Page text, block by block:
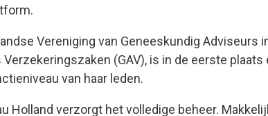
Vereniging van Geneeskundig
(GAV), is in de eerste
van haar leden.
Holland verzorgt het volledige beheer.